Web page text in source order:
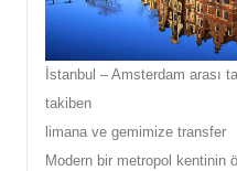
İstanbul – Amsterdam arası
takiben
limana ve gemimize transfer
Modern bir metropol kentinin